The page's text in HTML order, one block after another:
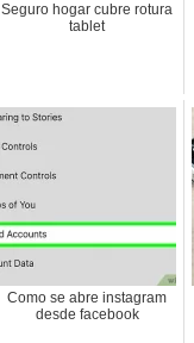
Seguro hogar cubre rotura
tablet
Como se abre instagram
desde facebook